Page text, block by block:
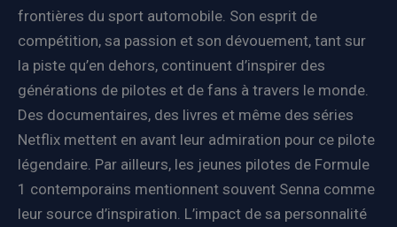
frontières du sport automobile. Son esprit de
compétition, sa passion et son dévouement, tant sur
la piste qu’en dehors, continuent d’inspirer des
générations de pilotes et de fans à travers le monde.
Des documentaires, des livres et même des séries
Netflix mettent en avant leur admiration pour ce pilote
légendaire. Par ailleurs, les jeunes pilotes de Formule
1 contemporains mentionnent souvent Senna comme
leur source d’inspiration. L’impact de sa personnalité